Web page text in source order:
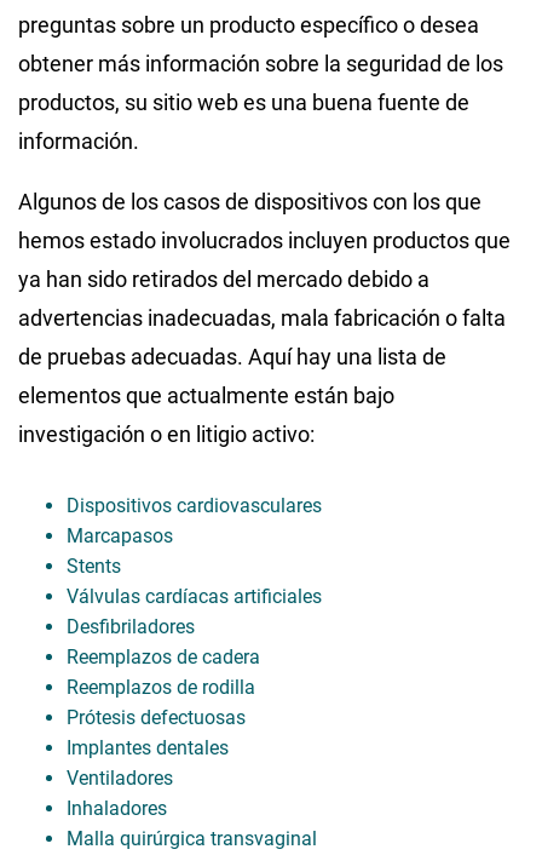
preguntas sobre un producto específico o desea
obtener más información sobre la seguridad de los
productos, su sitio web es una buena fuente de
información.
Algunos de los casos de dispositivos con los que
hemos estado involucrados incluyen productos que
ya han sido retirados del mercado debido a
advertencias inadecuadas, mala fabricación o falta
de pruebas adecuadas. Aquí hay una lista de
elementos que actualmente están bajo
investigación o en litigio activo:
Dispositivos cardiovasculares
Marcapasos
Stents
Válvulas cardíacas artificiales
Desfibriladores
Reemplazos de cadera
Reemplazos de rodilla
Prótesis defectuosas
Implantes dentales
Ventiladores
Inhaladores
Malla quirúrgica transvaginal